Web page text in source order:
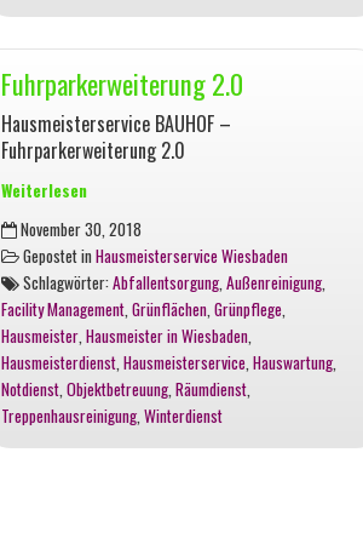
Fuhrparkerweiterung 2.0
Hausmeisterservice BAUHOF –
Fuhrparkerweiterung 2.0
Weiterlesen
2.0November 30, 2018
Gepostet inHausmeisterservice Wiesbaden
Schlagwörter:Abfallentsorgung Außenreinigung
Facility Management Grünflächen Grünpflege
Hausmeister Hausmeister in Wiesbaden
Hausmeisterdienst Hausmeisterservice Hauswartung
Notdienst Objektbetreuung Räumdienst
Treppenhausreinigung Winterdienst